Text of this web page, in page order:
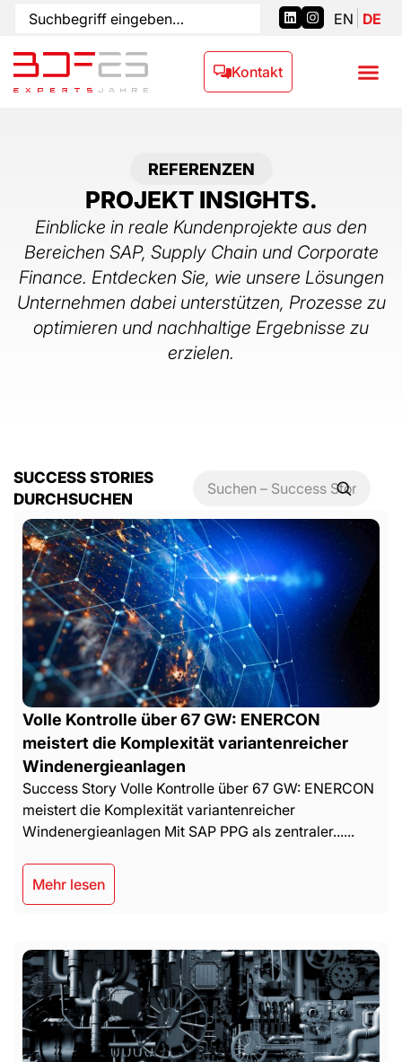
EN DE
Kontakt
REFERENZEN
PROJEKT INSIGHTS.
Einblicke in reale Kundenprojekte aus den
Bereichen SAP, Supply Chain und Corporate
Finance. Entdecken Sie, wie unsere Lösungen
Unternehmen dabei unterstützen, Prozesse zu
optimieren und nachhaltige Ergebnisse zu
erzielen.
SUCCESS STORIES
DURCHSUCHEN
Volle Kontrolle über 67 GW: ENERCON
meistert die Komplexität variantenreicher
Windenergieanlagen
Success Story Volle Kontrolle über 67 GW: ENERCON
meistert die Komplexität variantenreicher
Windenergieanlagen Mit SAP PPG als zentraler......
Mehr lesen